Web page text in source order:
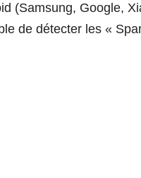
(Samsung, Google,
de détecter les «